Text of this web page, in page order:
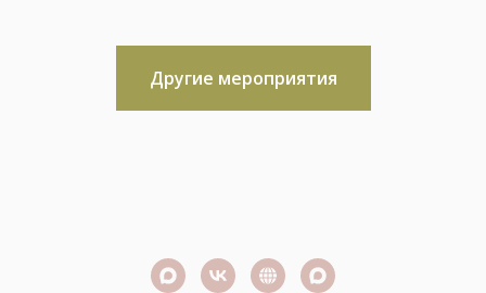
Другие мероприятия